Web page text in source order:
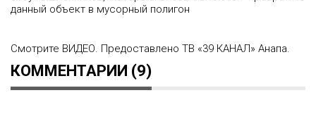
данный объект в мусорный полигон
Смотрите ВИДЕО. Предоставлено ТВ «39 КАНАЛ» Анапа.
КОММЕНТАРИИ (9)